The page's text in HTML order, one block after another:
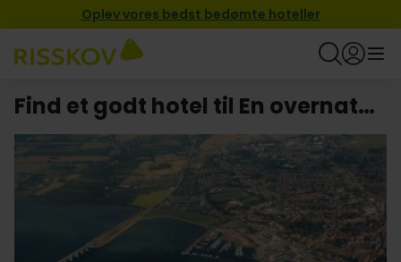
Oplev vores bedst bedømte hoteller
Find et godt hotel til En overnatning i Rudkøbing.